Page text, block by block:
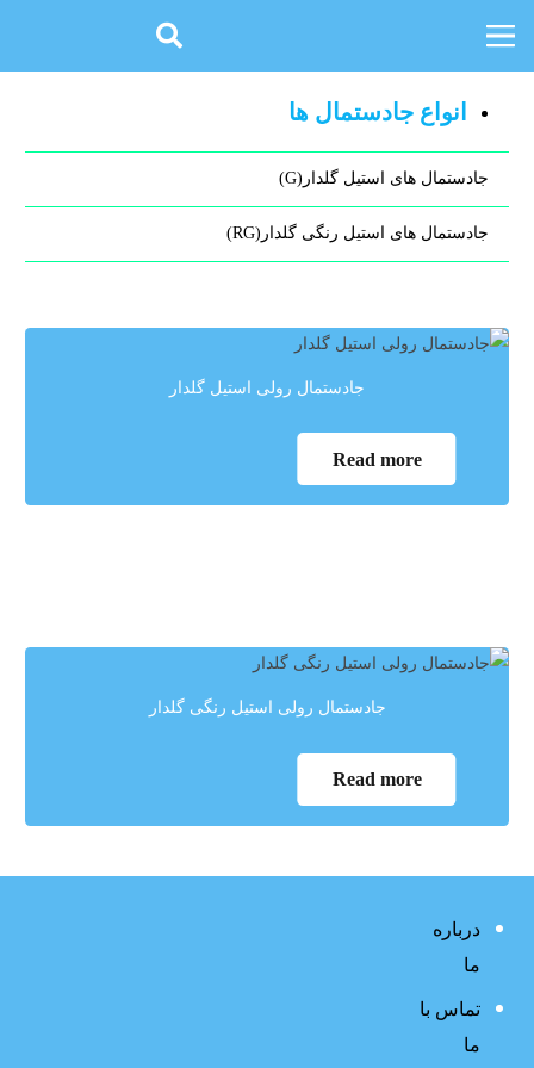
انواع جادستمال ها
جادستمال های استیل گلدار(G)
جادستمال های استیل رنگی گلدار(RG)
جادستمال رولی استیل گلدار
Read more
جادستمال رولی استیل رنگی گلدار
Read more
درباره
ما
تماس با
ما